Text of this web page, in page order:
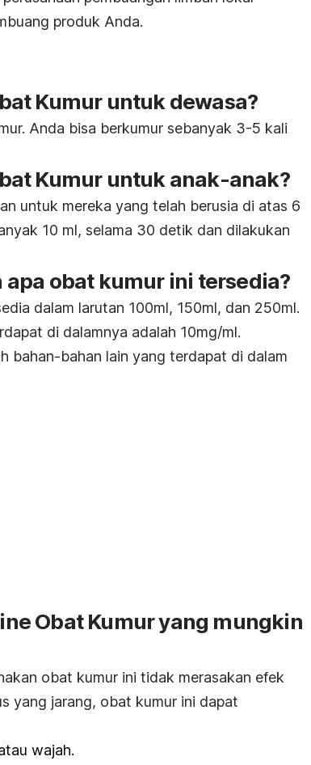
produk Anda.
Kumur untuk dewasa?
Anda bisa berkumur sebanyak 3-5 kali
Kumur untuk anak-anak?
untuk mereka yang telah berusia di atas 6
10 ml, selama 30 detik dan dilakukan
apa obat kumur ini tersedia?
dalam larutan 100ml, 150ml, dan 250ml.
di dalamnya adalah 10mg/ml.
bahan-bahan lain yang terdapat di dalam
Obat Kumur yang mungkin
obat kumur ini tidak merasakan efek
yang jarang, obat kumur ini dapat
wajah.